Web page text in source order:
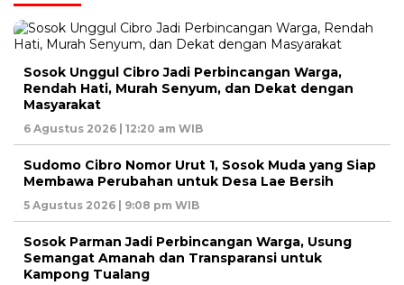
Sosok Unggul Cibro Jadi Perbincangan Warga,
Rendah Hati, Murah Senyum, dan Dekat dengan
Masyarakat
6 Agustus 2026 | 12:20 am WIB
Sudomo Cibro Nomor Urut 1, Sosok Muda yang Siap
Membawa Perubahan untuk Desa Lae Bersih
5 Agustus 2026 | 9:08 pm WIB
Sosok Parman Jadi Perbincangan Warga, Usung
Semangat Amanah dan Transparansi untuk
Kampong Tualang